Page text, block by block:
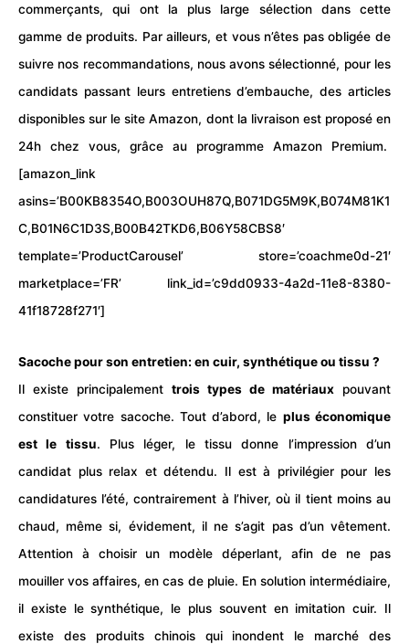
commerçants, qui ont la plus large sélection dans cette
gamme de produits. Par ailleurs, et vous n’êtes pas obligée de
suivre nos recommandations, nous avons sélectionné, pour les
candidats passant leursentretiensd’embauche, des articles
disponibles sur le site Amazon, dont la livraison est proposé en
24h chez vous, grâce au programme Amazon Premium.
[amazon_link
asins=’B00KB8354O,B003OUH87Q,B071DG5M9K,B074M81K1
C,B01N6C1D3S,B00B42TKD6,B06Y58CBS8′
template=’ProductCarousel’ store=’coachme0d-21′
marketplace=’FR’ link_id=’c9dd0933-4a2d-11e8-8380-
41f18728f271′]
Sacoche pour son entretien: en cuir, synthétique ou tissu ?
Il existe principalement trois types de matériaux pouvant
constituer votre sacoche. Tout d’abord, le plus économique
est le tissu. Plus léger, le tissu donne l’impression d’un
candidat plus relax et détendu. Il est à privilégier pour les
candidatures l’été, contrairement à l’hiver, où il tient moins au
chaud, même si, évidement, il ne s’agit pas d’un vêtement.
Attention à choisir un modèle déperlant, afin de ne pas
mouiller vos affaires, en cas de pluie. En solution intermédiaire,
il existe le synthétique, le plus souvent en imitation cuir. Il
existe des produits chinois qui inondent le marché des